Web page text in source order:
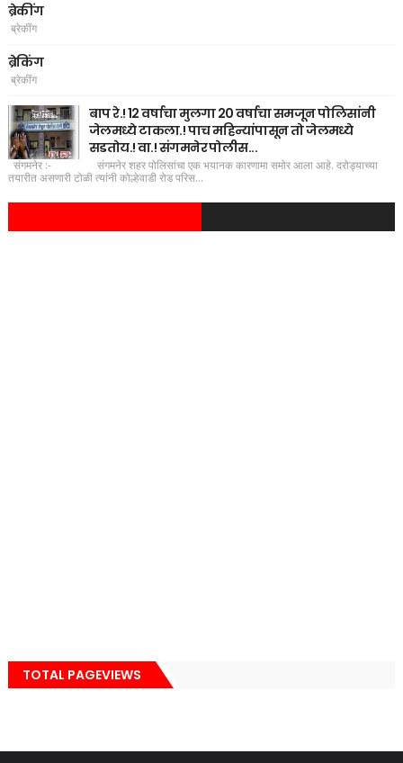
ब्रेकींग
ब्रेकींग
ब्रेकिंग
ब्रेकींग
बाप रे.! 12 वर्षाचा मुलगा 20 वर्षाचा समजून पोलिसांनी
जेलमध्ये टाकला.! पाच महिन्यांपासून तो जेलमध्ये
सडतोय.! वा.! संगमनेर पोलीस...
संगमनेर :- संगमनेर शहर पोलिसांचा एक भयानक कारणामा समोर आला आहे. दरोड्याच्या
तयारीत असणारी टोळी त्यांनी कोल्हेवाडी रोड परिस...
TOTAL PAGEVIEWS